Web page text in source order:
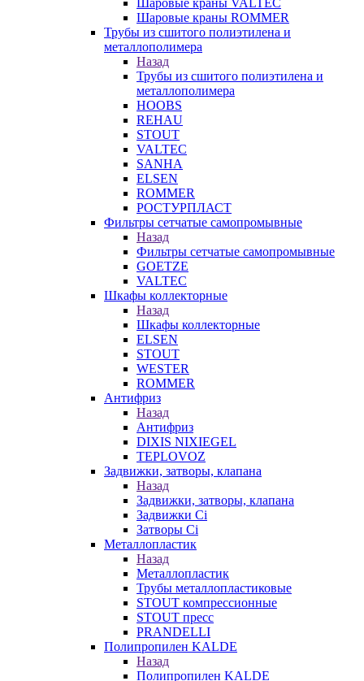
Шаровые краны VALTEC
Шаровые краны ROMMER
Трубы из сшитого полиэтилена и
металлополимера
Назад
Трубы из сшитого полиэтилена и
металлополимера
HOOBS
REHAU
STOUT
VALTEC
SANHA
ELSEN
ROMMER
РОСТУРПЛАСТ
Фильтры сетчатые самопромывные
Назад
Фильтры сетчатые самопромывные
GOETZE
VALTEC
Шкафы коллекторные
Назад
Шкафы коллекторные
ELSEN
STOUT
WESTER
ROMMER
Антифриз
Назад
Антифриз
DIXIS NIXIEGEL
TEPLOVOZ
Задвижки, затворы, клапана
Назад
Задвижки, затворы, клапана
Задвижки Ci
Затворы Ci
Металлопластик
Назад
Металлопластик
Трубы металлопластиковые
STOUT компрессионные
STOUT пресс
PRANDELLI
Полипропилен KALDE
Назад
Полипропилен KALDE